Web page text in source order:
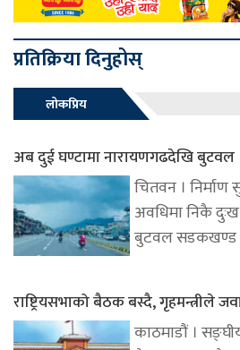
प्रतिक्रिया दिनुहोस्
लोकप्रिय
अब दुई घण्टामा नारायणगढदेखि बुटवल
चितवन ।
अवधिमा निकै
बुटवल सडकखण्ड
राष्ट्रियसभाको बैठक बस्दै, गृहमन्त्रीले
काठमाडौं ।